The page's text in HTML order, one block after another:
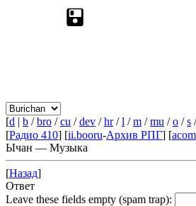
[d | b /bro /cu /dev /hr/l /m /mu /o /s
[Радио 410] [ii.booru-Архив РПГ] [
Ычан — Музыка
[Назад]
Ответ
Leave these fields empty (spam trap):